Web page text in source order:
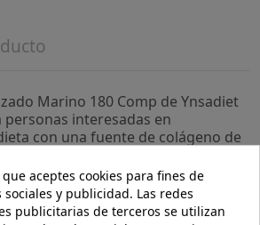
Marino 180 Comp de Ynsadiet
interesadas en
con una fuente de colágeno de
de tejidos conectivos y la
piel, articulaciones y huesos.
aceptes cookies para fines de
y publicidad. Las redes
publicitarias de terceros se utilizan